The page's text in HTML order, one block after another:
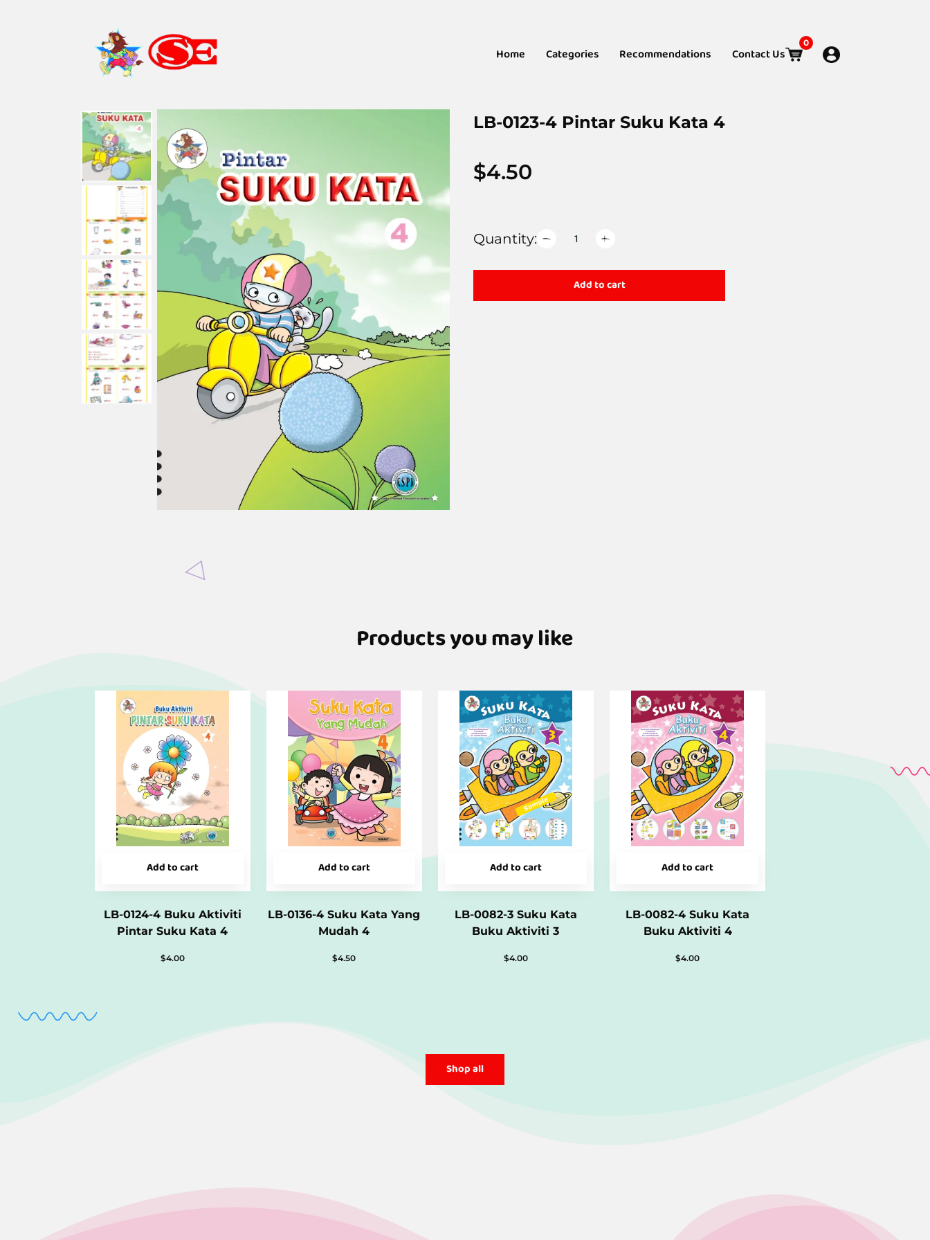
Home Categories Recommendations Contact Us
0
LB-0123-4 Pintar Suku Kata 4
$4.50
Quantity:
Add to cart
Products you may like
Add to cart
LB-0124-4 Buku Aktiviti
Pintar Suku Kata 4
$4.00
Add to cart
LB-0136-4 Suku Kata Yang
Mudah 4
$4.50
Add to cart
LB-0082-3 Suku Kata
Buku Aktiviti 3
$4.00
Add to cart
LB-0082-4 Suku Kata
Buku Aktiviti 4
$4.00
Shop all